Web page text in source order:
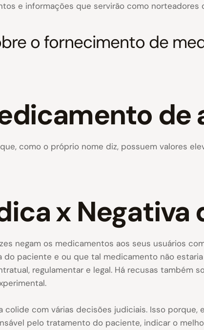
e informações que servirão como norteadores
o fornecimento de
de
como o próprio nome diz, possuem valores
x Negativa
negam os medicamentos aos seus usuários
paciente e ou que tal medicamento não
regulamentar e legal. Há recusas também
com várias decisões judiciais. Isso porque,
pelo tratamento do paciente, indicar o